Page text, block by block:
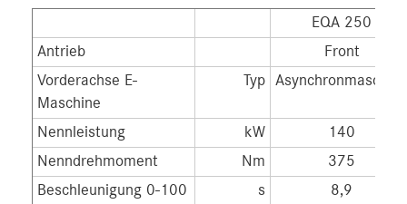
EQA 250
Antrieb
Front
Vorderachse E-
Maschine
Typ Asynchronmaschine
Nennleistung kW
140
Nenndrehmoment
Nm
375
Beschleunigung 0-100
s 8,9